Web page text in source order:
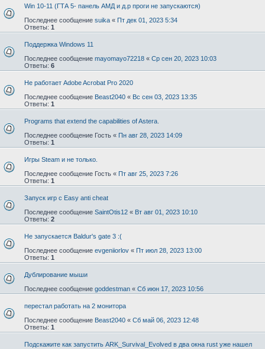
Win 10-11 (ГТА 5- панель АМД и д.р проги не запускаются)
Последнее сообщение suika « Пт дек 01, 2023 5:34
Ответы: 1
Поддержка Windows 11
Последнее сообщение mayomayo72218 « Ср сен 20, 2023 10:03
Ответы: 6
Не работает Adobe Acrobat Pro 2020
Последнее сообщение Beast2040 « Вс сен 03, 2023 13:35
Ответы: 1
Programs that extend the capabilities of Astera.
Последнее сообщение Гость « Пн авг 28, 2023 14:09
Ответы: 1
Игры Steam и не только.
Последнее сообщение Гость « Пт авг 25, 2023 7:26
Ответы: 1
Запуск игр с Easy anti cheat
Последнее сообщение SaintOtis12 « Вт авг 01, 2023 10:10
Ответы: 2
Не запускается Baldur's gate 3 :(
Последнее сообщение evgeniiorlov « Пт июл 28, 2023 13:00
Ответы: 1
Дублирование мыши
Последнее сообщение goddestman « Сб июн 17, 2023 10:56
перестал работать на 2 монитора
Последнее сообщение Beast2040 « Сб май 06, 2023 12:48
Ответы: 1
Подскажите как запустить ARK_Survival_Evolved в два окна rust уже нашел